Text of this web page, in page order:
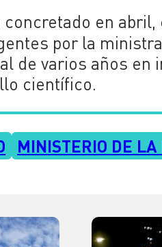
en
por la
de varios años en
científico.
MINISTERIO DE